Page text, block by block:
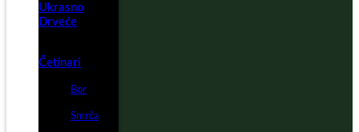
Ukrasno
Drveće
Četinari
Bor
Smrča